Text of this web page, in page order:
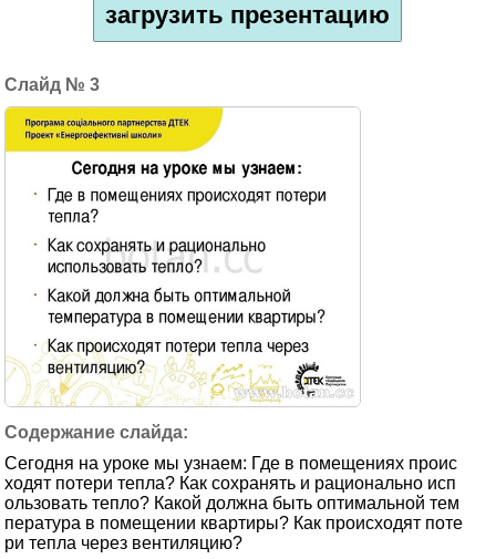
загрузить презентацию
3
Сегодня на уроке мы узнаем: Где в помещениях проис
ходят потери тепла? Как сохранять и рационально исп
ользовать тепло? Какой должна быть оптимальной тем
пература в помещении квартиры? Как происходят поте
ри тепла через вентиляцию?